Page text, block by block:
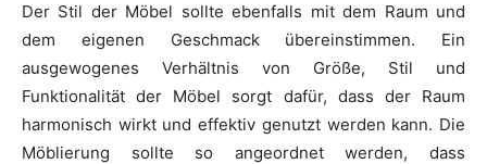
Der Stil der Möbel sollte ebenfalls mit dem Raum und
dem eigenen Geschmack übereinstimmen. Ein
ausgewogenes Verhältnis von Größe, Stil und
Funktionalität der Möbel sorgt dafür, dass der Raum
harmonisch wirkt und effektiv genutzt werden kann. Die
Möblierung sollte so angeordnet werden, dass